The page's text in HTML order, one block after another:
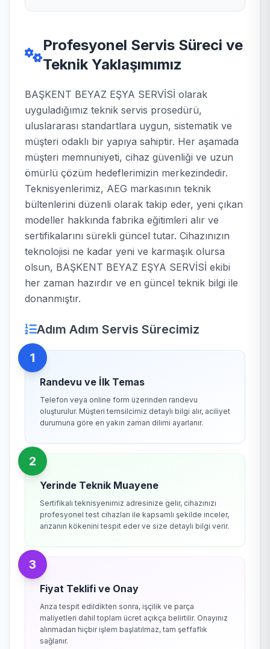
Profesyonel Servis Süreci ve
Teknik Yaklaşımımız
BAŞKENT BEYAZ EŞYA SERVİSİ olarak
uyguladığımız teknik servis prosedürü,
uluslararası standartlara uygun, sistematik ve
müşteri odaklı bir yapıya sahiptir. Her aşamada
müşteri memnuniyeti, cihaz güvenliği ve uzun
ömürlü çözüm hedeflerimizin merkezindedir.
Teknisyenlerimiz, AEG markasının teknik
bültenlerini düzenli olarak takip eder, yeni çıkan
modeller hakkında fabrika eğitimleri alır ve
sertifikalarını sürekli güncel tutar. Cihazınızın
teknolojisi ne kadar yeni ve karmaşık olursa
olsun, BAŞKENT BEYAZ EŞYA SERVİSİ ekibi
her zaman hazırdır ve en güncel teknik bilgi ile
donanmıştır.
Adım Adım Servis Sürecimiz
1
Randevu ve İlk Temas
Telefon veya online form üzerinden randevu
oluşturulur. Müşteri temsilcimiz detaylı bilgi alır, aciliyet
durumuna göre en yakın zaman dilimi ayarlanır.
2
Yerinde Teknik Muayene
Sertifikalı teknisyenimiz adresinize gelir, cihazınızı
profesyonel test cihazları ile kapsamlı şekilde inceler,
arızanın kökenini tespit eder ve size detaylı bilgi verir.
3
Fiyat Teklifi ve Onay
Arıza tespit edildikten sonra, işçilik ve parça
maliyetleri dahil toplam ücret açıkça belirtilir. Onayınız
alınmadan hiçbir işlem başlatılmaz, tam şeffaflık
sağlanır.